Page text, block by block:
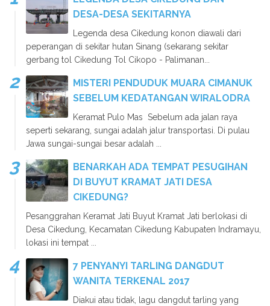
DESA-DESA SEKITARNYA
Legenda desa Cikedung konon diawali dari
peperangan di sekitar hutan Sinang (sekarang sekitar
gerbang tol Cikedung Tol Cikopo - Palimanan...
MISTERI PENDUDUK MUARA CIMANUK
SEBELUM KEDATANGAN WIRALODRA
Keramat Pulo Mas Sebelum ada jalan raya
seperti sekarang, sungai adalah jalur transportasi. Di pulau
Jawa sungai-sungai besar adalah ...
BENARKAH ADA TEMPAT PESUGIHAN
DI BUYUT KRAMAT JATI DESA
CIKEDUNG?
Pesanggrahan Keramat Jati Buyut Kramat Jati berlokasi di
Desa Cikedung, Kecamatan Cikedung Kabupaten Indramayu,
lokasi ini tempat ...
7 PENYANYI TARLING DANGDUT
WANITA TERKENAL 2017
Diakui atau tidak, lagu dangdut tarling yang